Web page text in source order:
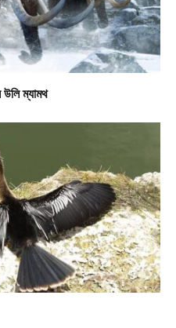
উলি ম্যামথ